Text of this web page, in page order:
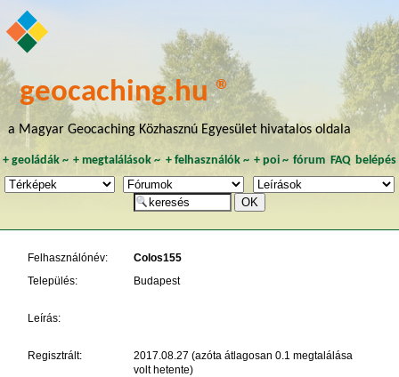
geocaching.hu ®
a Magyar Geocaching Közhasznú Egyesület hivatalos oldala
+ geoládák~ +megtalálások ~ + felhasználók~ + poi~ fórum FAQ belépés
Felhasználónév:
Colos155
Település:
Budapest
Leírás:
Regisztrált:
2017.08.27 (azóta átlagosan 0.1 megtalálása
volt hetente)